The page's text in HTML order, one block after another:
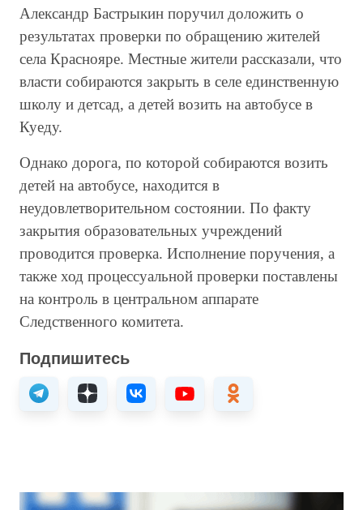
Александр Бастрыкин поручил доложить о
результатах проверки по обращению жителей
села Краснояре. Местные жители рассказали, что
власти собираются закрыть в селе единственную
школу и детсад, а детей возить на автобусе в
Куеду.
Однако дорога, по которой собираются возить
детей на автобусе, находится в
неудовлетворительном состоянии. По факту
закрытия образовательных учреждений
проводится проверка. Исполнение поручения, а
также ход процессуальной проверки поставлены
на контроль в центральном аппарате
Следственного комитета.
Подпишитесь